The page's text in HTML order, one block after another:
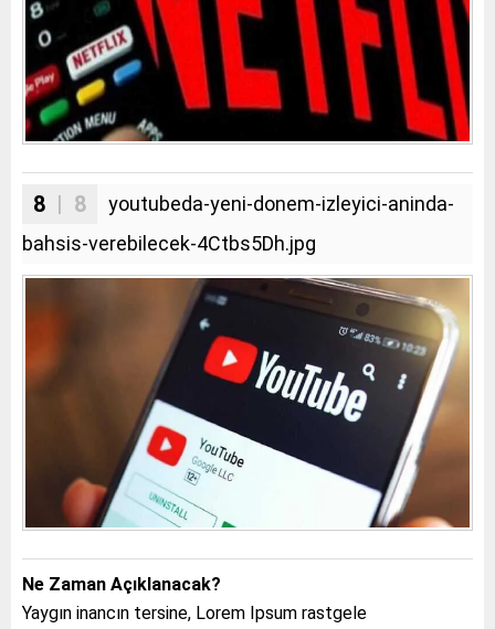
8 | 8
youtubeda-yeni-donem-izleyici-aninda-
bahsis-verebilecek-4Ctbs5Dh.jpg
Ne Zaman Açıklanacak?
Yaygın inancın tersine, Lorem Ipsum rastgele